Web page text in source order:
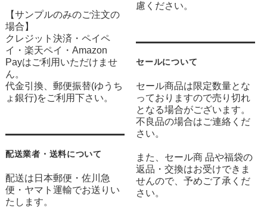
【サンプルのみのご注文の
場合】
クレジット決済・ペイペ
イ・楽天ペイ・Amazon
Payはご利用いただけませ
ん。
代金引換、郵便振替(ゆうち
ょ銀行)をご利用下さい。
配送業者・送料について
配送は日本郵便・佐川急
便・ヤマト運輸でお送りい
たします。
慮ください。
セールについて
セール商品は限定数量とな
っておりますので売り切れ
となる場合がございます。
不良品の場合はご連絡くだ
さい。
また、セール商 品や福袋の
返品・交換はお受けできま
せんので、予めご了承くだ
さい。